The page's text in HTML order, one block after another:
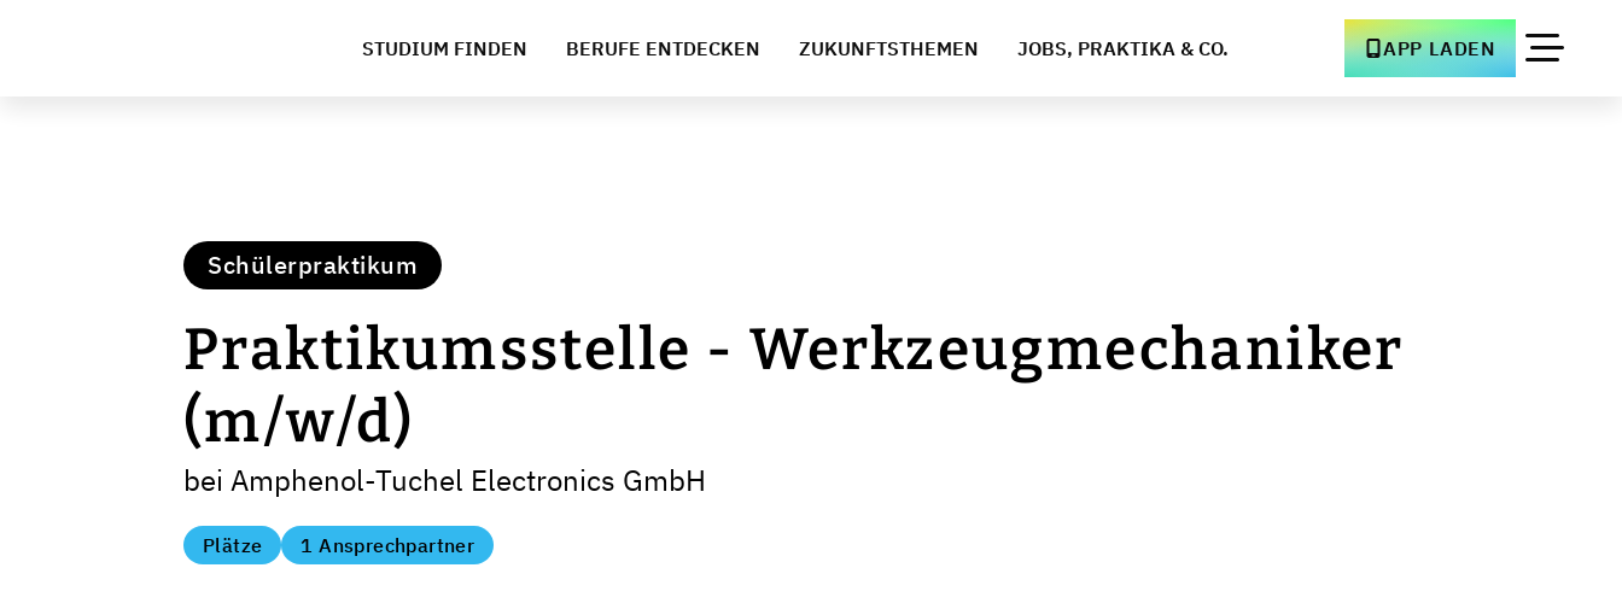
STUDIUM FINDEN BERUFE ENTDECKEN ZUKUNFTSTHEMEN JOBS, PRAKTIKA & CO. APP LADEN
Schülerpraktikum
Praktikumsstelle - Werkzeugmechaniker
(m/w/d)
bei Amphenol-Tuchel Electronics GmbH
Plätze 1 Ansprechpartner